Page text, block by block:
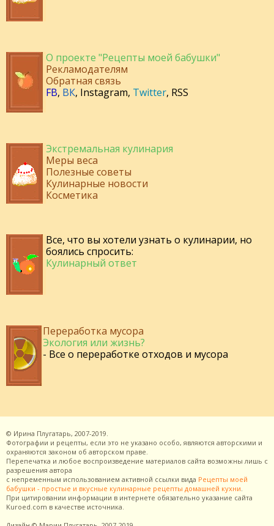
О проекте "Рецепты моей бабушки"
Рекламодателям
Обратная связь
FB, ВК, Instagram, Twitter, RSS
Экстремальная кулинария
Меры веса
Полезные советы
Кулинарные новости
Косметика
Все, что вы хотели узнать о кулинарии, но
боялись спросить:
Кулинарный ответ
Переработка мусора
Экология или жизнь?
- Все о переработке отходов и мусора
© Ирина Плугатарь, 2007-2019.
Фотографии и рецепты, если это не указано особо, являются авторскими и
охраняются законом об авторском праве.
Перепечатка и любое воспроизведение материалов сайта возможны лишь с
разрешения автора
с непременным использованием активной ссылки вида Рецепты моей
бабушки - простые и вкусные кулинарные рецепты домашней кухни.
При цитировании информации в интернете обязательно указание сайта
Kuroed.com в качестве источника.